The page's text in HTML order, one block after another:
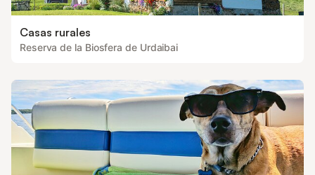
Casas rurales
Reserva de la Biosfera de Urdaibai